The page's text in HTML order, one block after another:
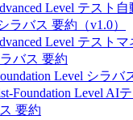
Level テスト
ラバス 要約（v1.0）
Level テスト
バス 要約
Level シラバ
Foundation Level AI
要約